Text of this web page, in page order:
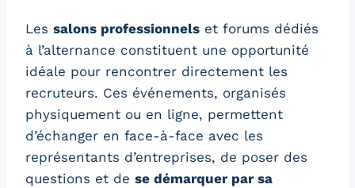
Les salons professionnels et forums dédiés
à l’alternance constituent une opportunité
idéale pour rencontrer directement les
recruteurs. Ces événements, organisés
physiquement ou en ligne, permettent
d’échanger en face-à-face avec les
représentants d’entreprises, de poser des
questions et de se démarquer par sa